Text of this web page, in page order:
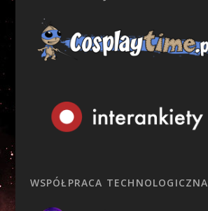
WSPÓŁPRACA TECHNOLOGICZNA